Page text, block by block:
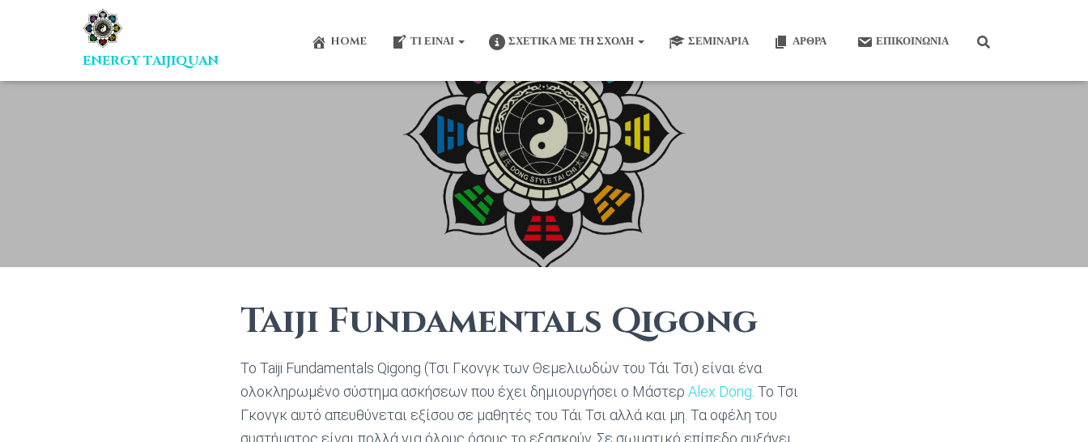
HOME ΤΙ ΕΊΝΑΙ ΣΧΕΤΙΚΆ ΜΕ ΤΗ ΣΧΟΛΉ ΣΕΜΙΝΆΡΙΑ ΆΡΘΡΑ ΕΠΙΚΟΙΝΩΝΊΑ
Taiji Fundamentals Qigong
Το Taiji Fundamentals Qigong (Τσι Γκονγκ των Θεμελιωδών του Τάι Τσι) είναι ένα
ολοκληρωμένο σύστημα ασκήσεων που έχει δημιουργήσει ο Μάστερ Alex Dong . Το Τσι
Γκονγκ αυτό απευθύνεται εξίσου σε μαθητές του Τάι Τσι αλλά και μη. Τα οφέλη του
συστήματος είναι πολλά για όλους όσους το εξασκούν. Σε σωματικό επίπεδο αυξάνει